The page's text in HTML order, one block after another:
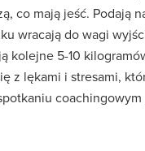
co mają jeść. Podają
wracają do wagi
kolejne 5-10
z lękami i stresami,